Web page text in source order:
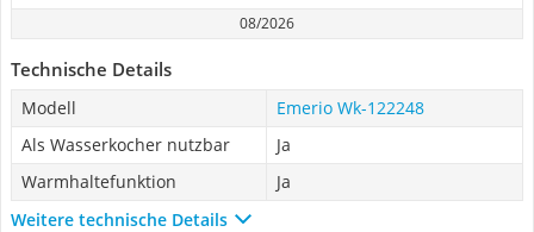
08/2026
Technische Details
Modell
Emerio Wk-122248
Als Wasserkocher nutzbar
Ja
Warmhaltefunktion
Ja
Weitere technische Details